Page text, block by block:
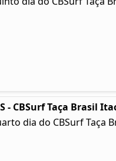
- CBSurf Taça Brasil
dia do CBSurf Taça